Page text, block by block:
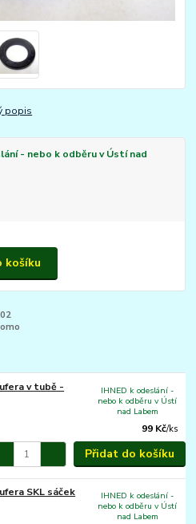
popis
- nebo k odběru v Ústí nad
košíku
v tubě -
99 Kč/ks
IHNED k odeslání -
nebo k odběru v Ústí
nad Labem
Přidat do košíku
SKL sáček
IHNED k odeslání -
nebo k odběru v Ústí
nad Labem